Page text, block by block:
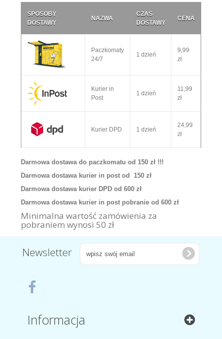
SPOSOBY
DOSTAWY
NAZWA
CZAS
DOSTAWY
CENA
Paczkomaty
24/7
1 dzień
9,99
zł
Kurier in
Post
1 dzień
11,99
zł
Kurier DPD 1 dzień
24,99
zł
Darmowa dostawa do paczkomatu od 150 zł !!!
Darmowa dostawa kurier in post od 150 zł
Darmowa dostawa kurier DPD od 600 zł
Darmowa dostawa kurier in post pobranie od 600 zł
Minimalna wartość zamówienia za
pobraniem wynosi 50 zł
Newsletter
Informacja